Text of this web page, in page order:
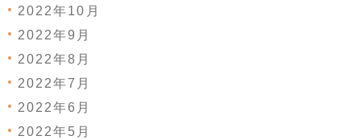
2022年10月
2022年9月
2022年8月
2022年7月
2022年6月
2022年5月